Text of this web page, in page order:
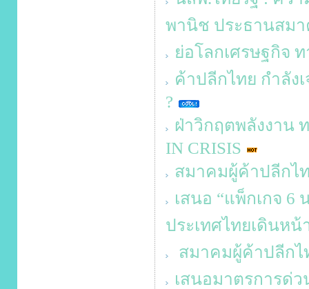
พานิช ประธานสม
ย่อโลกเศรษฐกิจ
ค้าปลีกไทย กำลัง
?
ฝ่าวิกฤตพลังงาน
IN CRISIS
สมาคมผู้ค้าปลีกไ
เสนอ “แพ็กเกจ
ประเทศไทยเดินหน้
สมาคมผู้ค้าปลีกไ
เสนอมาตรการด่ว